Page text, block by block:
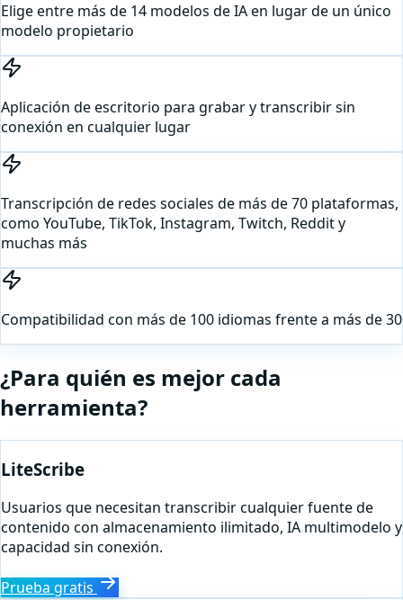
Elige entre más de 14 modelos de IA en lugar de un único
modelo propietario
Aplicación de escritorio para grabar y transcribir sin
conexión en cualquier lugar
Transcripción de redes sociales de más de 70 plataformas,
como YouTube, TikTok, Instagram, Twitch, Reddit y
muchas más
Compatibilidad con más de 100 idiomas frente a más de 30
¿Para quién es mejor cada
herramienta?
LiteScribe
Usuarios que necesitan transcribir cualquier fuente de
contenido con almacenamiento ilimitado, IA multimodelo y
capacidad sin conexión.
Prueba gratis